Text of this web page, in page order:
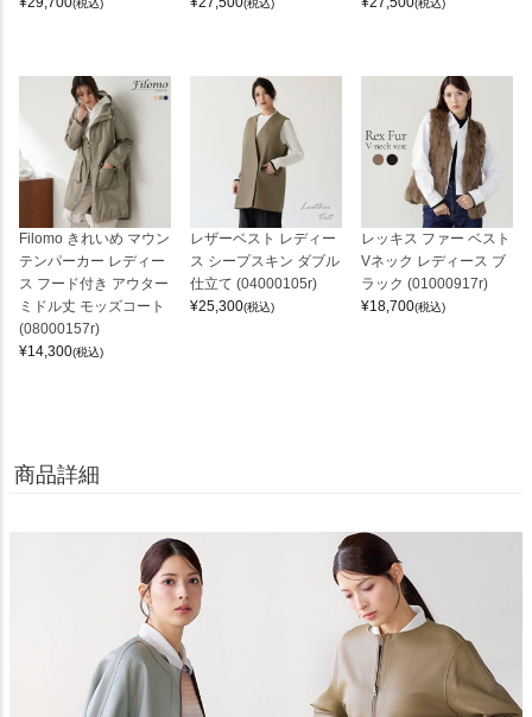
(税込) (税込) (税込)
Filomo きれいめ マウン
テンパーカー レディー
ス フード付き アウター
ミドル丈 モッズコート
(08000157r)
¥14,300(税込)
レザーベスト レディー
ス シープスキン ダブル
仕立て (04000105r)
¥25,300(税込)
レッキス ファー ベスト
Vネック レディース ブ
ラック (01000917r)
¥18,700(税込)
商品詳細